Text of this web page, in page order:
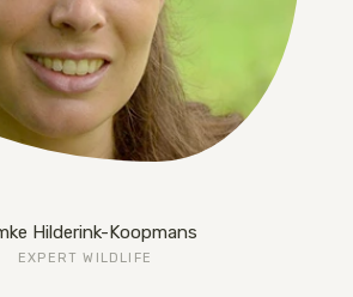
Hilderink-Koopmans
EXPERT WILDLIFE